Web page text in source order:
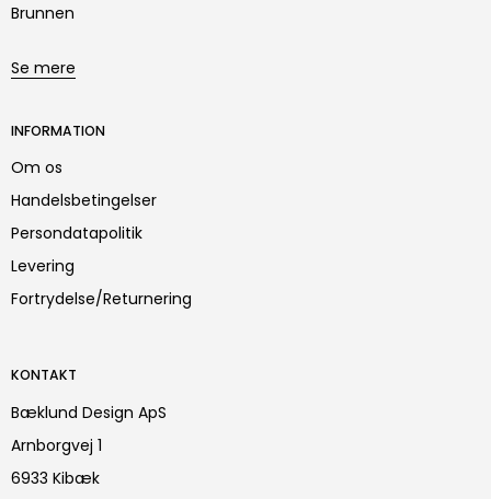
Brunnen
Se mere
INFORMATION
Om os
Handelsbetingelser
Persondatapolitik
Levering
Fortrydelse/Returnering
KONTAKT
Bæklund Design ApS
Arnborgvej 1
6933 Kibæk